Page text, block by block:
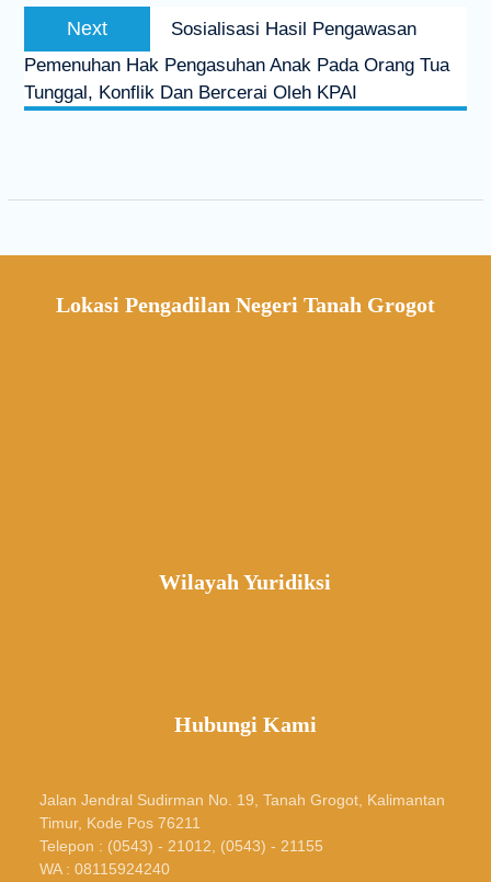
Next
Sosialisasi Hasil Pengawasan
Pemenuhan Hak Pengasuhan Anak Pada Orang Tua
Tunggal, Konflik Dan Bercerai Oleh KPAI
Lokasi Pengadilan Negeri Tanah Grogot
Wilayah Yuridiksi
Hubungi Kami
Jalan Jendral Sudirman No. 19, Tanah Grogot, Kalimantan
Timur, Kode Pos 76211
Telepon : (0543) - 21012, (0543) - 21155
WA : 08115924240